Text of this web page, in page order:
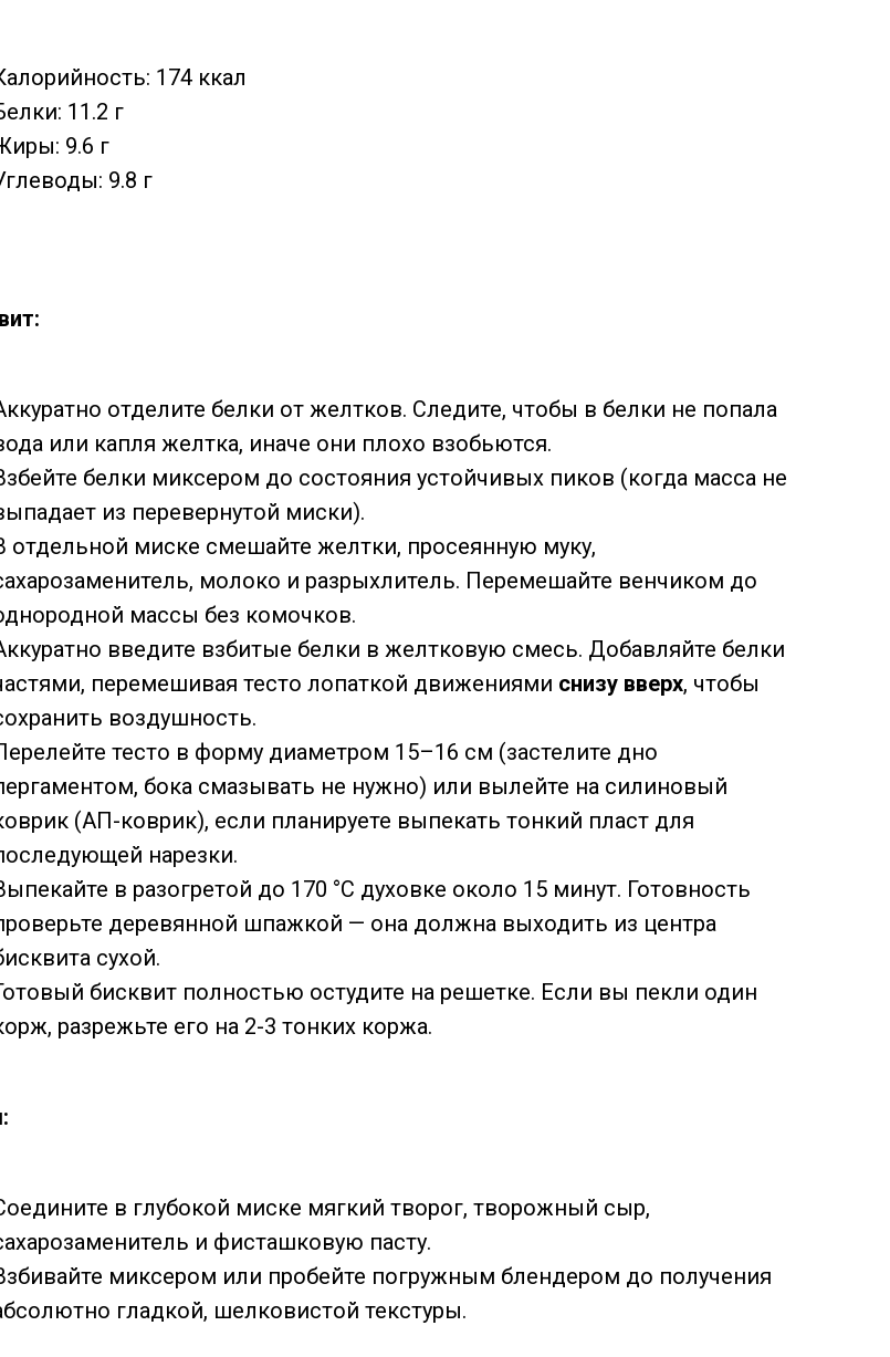
174 ккал
11.2 г
9.6 г
9.8 г
отделите белки от желтков. Следите, чтобы в белки не попала
или капля желтка, иначе они плохо взобьются.
белки миксером до состояния устойчивых пиков (когда масса не
из перевернутой миски).
отдельной миске смешайте желтки, просеянную муку,
молоко и разрыхлитель. Перемешайте венчиком до
массы без комочков.
введите взбитые белки в желтковую смесь. Добавляйте белки
перемешивая тесто лопаткой движениями снизу вверх, чтобы
воздушность.
тесто в форму диаметром 15–16 см (застелите дно
бока смазывать не нужно) или вылейте на силиновый
(АП-коврик), если планируете выпекать тонкий пласт для
нарезки.
в разогретой до 170 °C духовке около 15 минут. Готовность
деревянной шпажкой — она должна выходить из центра
сухой.
бисквит полностью остудите на решетке. Если вы пекли один
разрежьте его на 2-3 тонких коржа.
в глубокой миске мягкий творог, творожный сыр,
и фисташковую пасту.
миксером или пробейте погружным блендером до получения
гладкой, шелковистой текстуры.